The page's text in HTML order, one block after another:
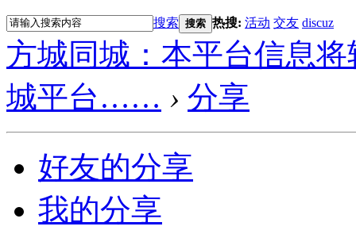
搜索 搜索 热搜: 活动 交友 discuz
方城同城：本平台信息
城平台…… › 分享
好友的分享
我的分享